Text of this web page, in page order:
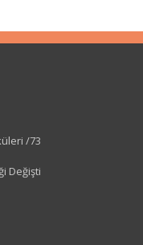
/73
Değişti